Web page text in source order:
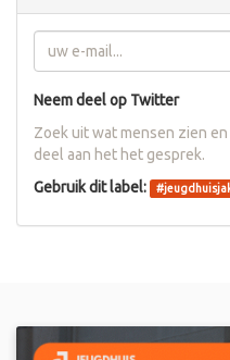
Neem deel op Twitter
Zoek uit wat mensen zien
deel aan het het gesprek.
Gebruik dit label:
#